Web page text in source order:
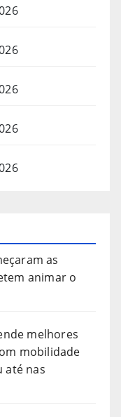
as
animar o
melhores
mobilidade
até nas